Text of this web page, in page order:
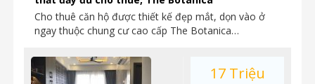
Cho thuê căn hộ được thiết kế đẹp mắt, dọn vào ở
ngay thuộc chung cư cao cấp The Botanica…
17 Triệu